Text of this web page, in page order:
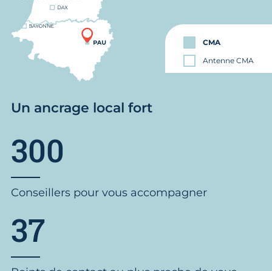
CMA
Antenne CMA
Un ancrage local fort
300
Conseillers pour vous accompagner
37